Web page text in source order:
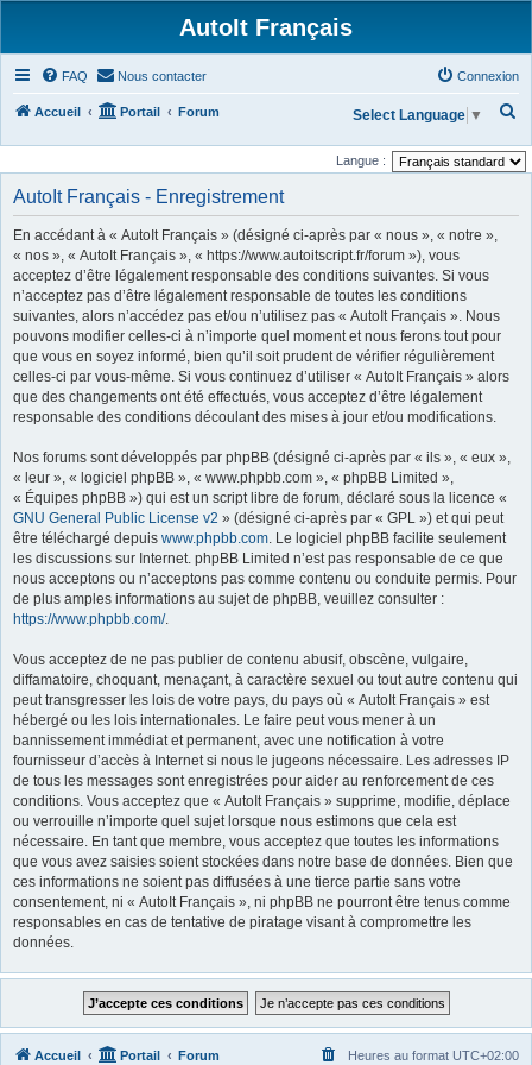
AutoIt Français
FAQ Nous contacter Connexion
Accueil Portail Forum
c
Select Language ▼
Langue :
AutoIt Français - Enregistrement
En accédant à « AutoIt Français » (désigné ci-après par « nous », « notre »,
« nos », « AutoIt Français », « https://www.autoitscript.fr/forum »), vous
acceptez d’être légalement responsable des conditions suivantes. Si vous
n’acceptez pas d’être légalement responsable de toutes les conditions
suivantes, alors n’accédez pas et/ou n’utilisez pas « AutoIt Français ». Nous
pouvons modifier celles-ci à n’importe quel moment et nous ferons tout pour
que vous en soyez informé, bien qu’il soit prudent de vérifier régulièrement
celles-ci par vous-même. Si vous continuez d’utiliser « AutoIt Français » alors
que des changements ont été effectués, vous acceptez d’être légalement
responsable des conditions découlant des mises à jour et/ou modifications.
Nos forums sont développés par phpBB (désigné ci-après par « ils », « eux »,
« leur », « logiciel phpBB », « www.phpbb.com », « phpBB Limited »,
« Équipes phpBB ») qui est un script libre de forum, déclaré sous la licence «
GNU General Public License v2 » (désigné ci-après par « GPL ») et qui peut
être téléchargé depuis www.phpbb.com. Le logiciel phpBB facilite seulement
les discussions sur Internet. phpBB Limited n’est pas responsable de ce que
nous acceptons ou n’acceptons pas comme contenu ou conduite permis. Pour
de plus amples informations au sujet de phpBB, veuillez consulter :
https://www.phpbb.com/.
Vous acceptez de ne pas publier de contenu abusif, obscène, vulgaire,
diffamatoire, choquant, menaçant, à caractère sexuel ou tout autre contenu qui
peut transgresser les lois de votre pays, du pays où « AutoIt Français » est
hébergé ou les lois internationales. Le faire peut vous mener à un
bannissement immédiat et permanent, avec une notification à votre
fournisseur d’accès à Internet si nous le jugeons nécessaire. Les adresses IP
de tous les messages sont enregistrées pour aider au renforcement de ces
conditions. Vous acceptez que « AutoIt Français » supprime, modifie, déplace
ou verrouille n’importe quel sujet lorsque nous estimons que cela est
nécessaire. En tant que membre, vous acceptez que toutes les informations
que vous avez saisies soient stockées dans notre base de données. Bien que
ces informations ne soient pas diffusées à une tierce partie sans votre
consentement, ni « AutoIt Français », ni phpBB ne pourront être tenus comme
responsables en cas de tentative de piratage visant à compromettre les
données.
Accueil Portail Forum Heures au format UTC+02:00